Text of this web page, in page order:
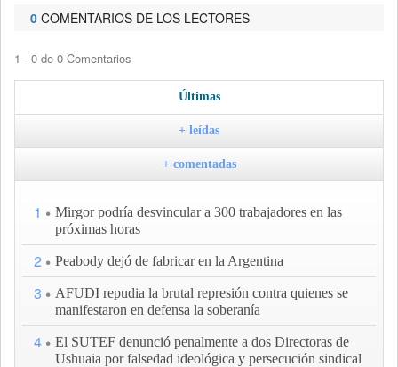
0 COMENTARIOS DE LOS LECTORES
1 - 0 de 0 Comentarios
Últimas
+ leídas
+ comentadas
1
Mirgor podría desvincular a 300 trabajadores en las
próximas horas
2 Peabody dejó de fabricar en la Argentina
3
AFUDI repudia la brutal represión contra quienes se
manifestaron en defensa la soberanía
4
El SUTEF denunció penalmente a dos Directoras de
Ushuaia por falsedad ideológica y persecución sindical